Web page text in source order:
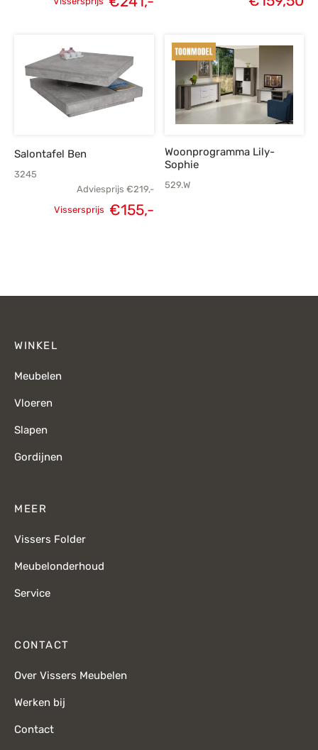
€295,-.
prijs is:
€241,-.
Salontafel Ben
3245
Adviesprijs €219,-
Vissersprijs €155,-
Woonprogramma Lily-
Sophie
529.W
WINKEL
Meubelen
Vloeren
Slapen
Gordijnen
MEER
Vissers Folder
Meubelonderhoud
Service
CONTACT
Over Vissers Meubelen
Werken bij
Contact